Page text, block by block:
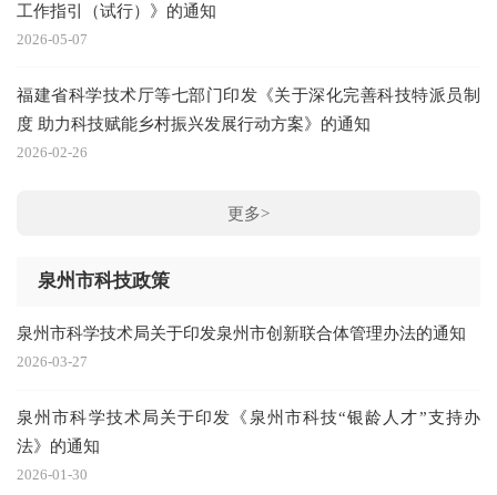
工作指引（试行）》的通知
2026-05-07
福建省科学技术厅等七部门印发《关于深化完善科技特派员制
度 助力科技赋能乡村振兴发展行动方案》的通知
2026-02-26
更多>
泉州市科技政策
泉州市科学技术局关于印发泉州市创新联合体管理办法的通知
2026-03-27
泉州市科学技术局关于印发《泉州市科技“银龄人才”支持办
法》的通知
2026-01-30